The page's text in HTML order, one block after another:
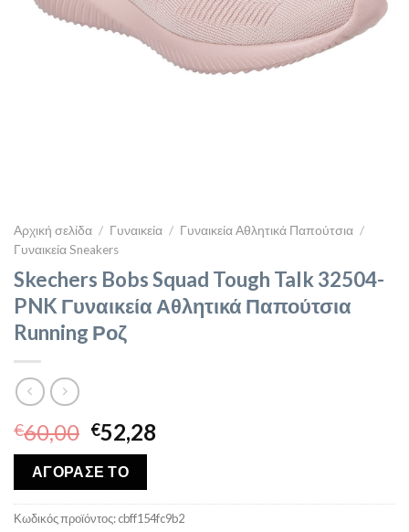
Αρχική σελίδα / Γυναικεία / Γυναικεία Αθλητικά Παπούτσια /
Γυναικεία Sneakers
Skechers Bobs Squad Tough Talk 32504-
PNK Γυναικεία Αθλητικά Παπούτσια
Running Ροζ
€60,00 Original
price
was:
€60,00.
€52,28
€52,28.
ΑΓΟΡΑΣΕ ΤΟ
Κωδικός προϊόντος:cbff154fc9b2